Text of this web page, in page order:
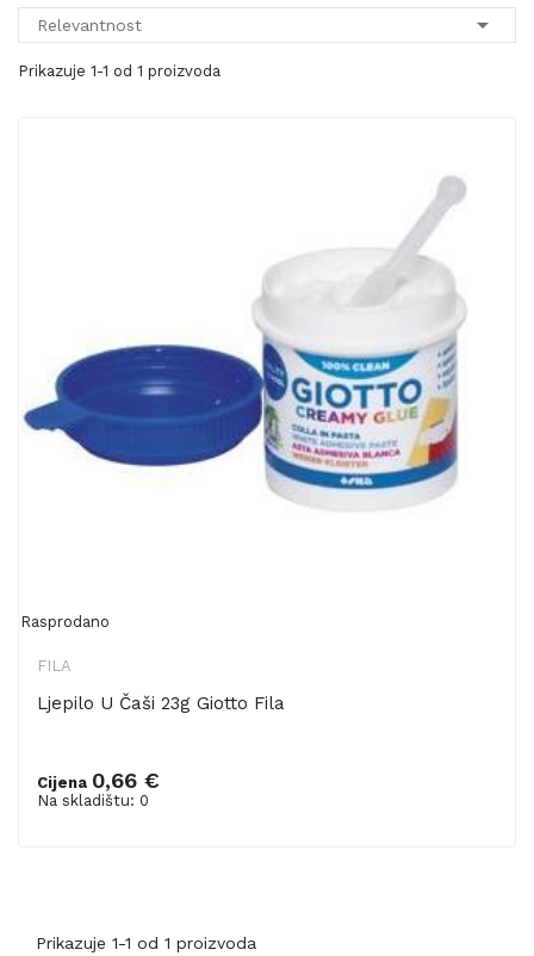
Relevantnost 
Prikazuje 1-1 od 1 proizvoda
Rasprodano
FILA
Ljepilo U Čaši 23g Giotto Fila
Cijena 0,66 €
Na skladištu: 0
Prikazuje 1-1 od 1 proizvoda